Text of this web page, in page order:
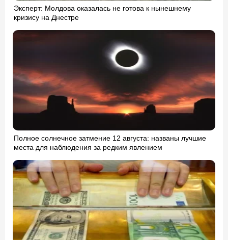
Эксперт: Молдова оказалась не готова к нынешнему
кризису на Днестре
Полное солнечное затмение 12 августа: названы лучшие
места для наблюдения за редким явлением